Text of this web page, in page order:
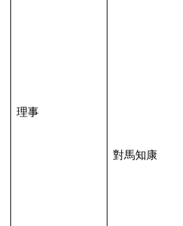
理事
對馬知康